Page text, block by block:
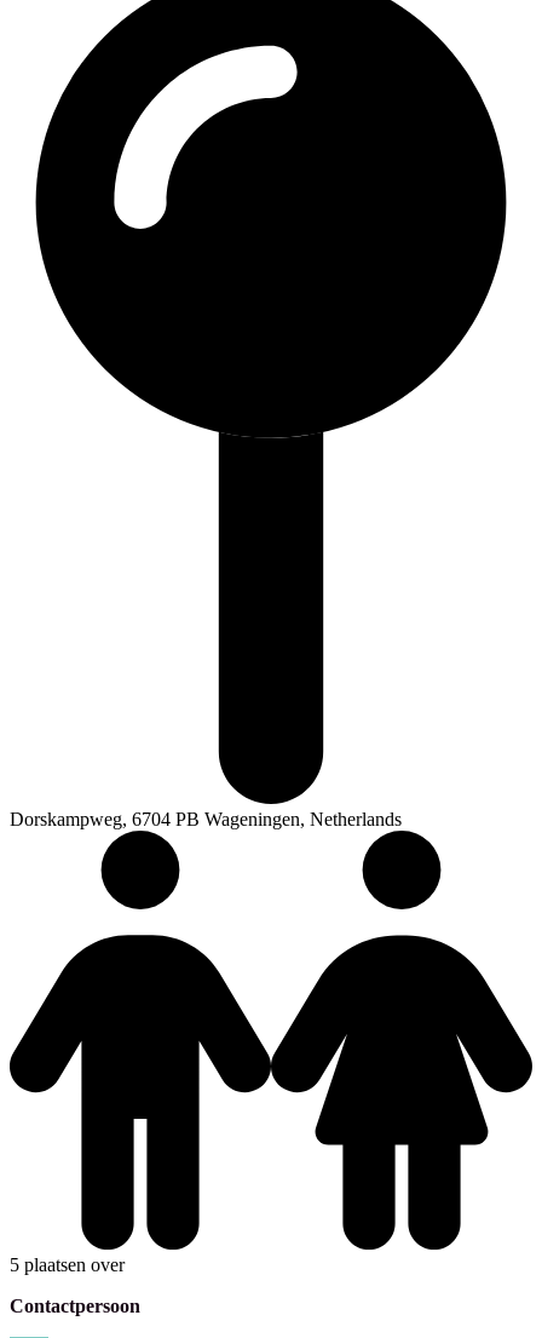
Dorskampweg, 6704 PB Wageningen, Netherlands
5 plaatsen over
Contactpersoon